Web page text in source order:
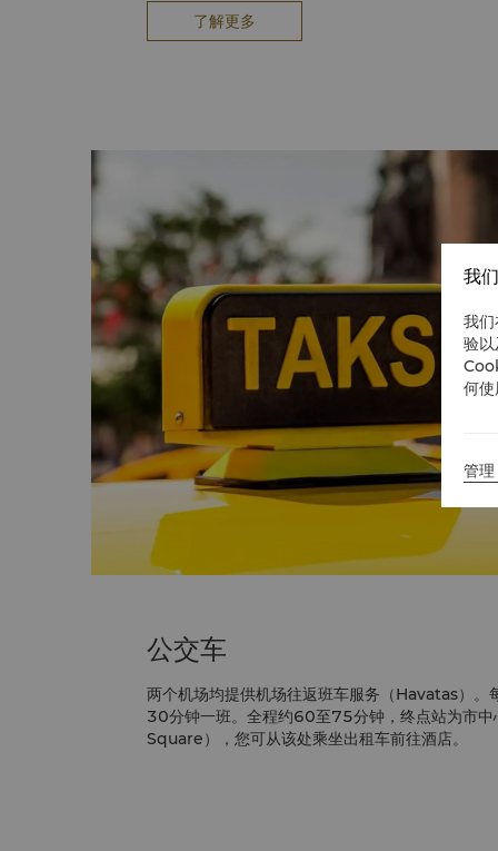
了解更多
公交车
两个机场均提供机场往返班车服务（Havatas）
30分钟一班。全程约60至75分钟，终点站为市
Square），您可从该处乘坐出租车前往酒店。
我
我
验
何
管